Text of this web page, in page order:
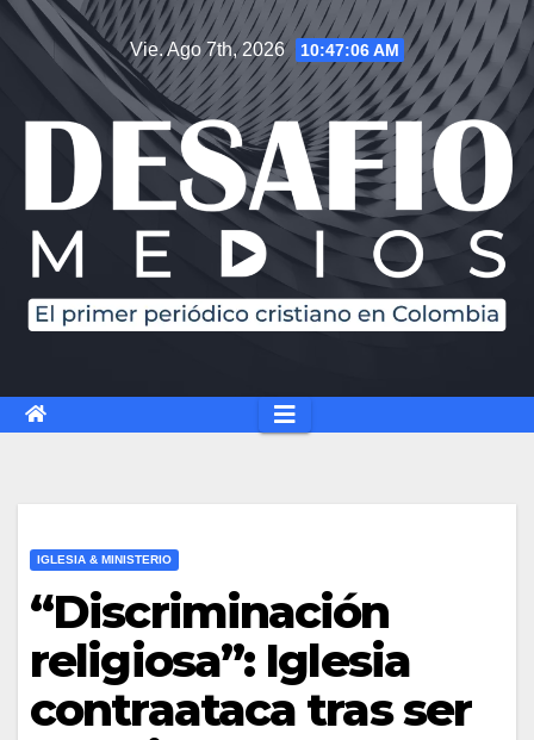
Vie. Ago 7th, 2026 10:47:07 AM
IGLESIA & MINISTERIO
“Discriminación
religiosa”: Iglesia
contraataca tras ser